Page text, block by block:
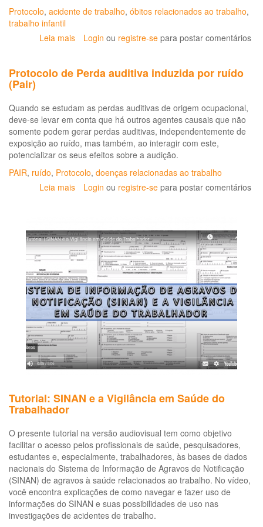
Protocolo, acidente de trabalho, óbitos relacionados ao trabalho,
trabalho infantil
Leia mais sobre
Notificação
do
trabalho
fatais,
graves
e
com
crianças
Login ou registre-se para postar comentários
Protocolo de Perda auditiva induzida por ruído
(Pair)
Quando se estudam as perdas auditivas de origem ocupacional,
deve-se levar em conta que há outros agentes causais que não
somente podem gerar perdas auditivas, independentemente de
exposição ao ruído, mas também, ao interagir com este,
potencializar os seus efeitos sobre a audição.
PAIR, ruído, Protocolo, doenças relacionadas ao trabalho
Leia mais sobre
auditiva
induzida
por
ruído
(Pair)
Login ou registre-se para postar comentários
Tutorial: SINAN e a Vigilância em Saúde do
Trabalhador
O presente tutorial na versão audiovisual tem como objetivo
facilitar o acesso pelos profissionais de saúde, pesquisadores,
estudantes e, especialmente, trabalhadores, às bases de dados
nacionais do Sistema de Informação de Agravos de Notificação
(SINAN) de agravos à saúde relacionados ao trabalho. No vídeo,
você encontra explicações de como navegar e fazer uso de
informações do SINAN e suas possibilidades de uso nas
investigações de acidentes de trabalho.